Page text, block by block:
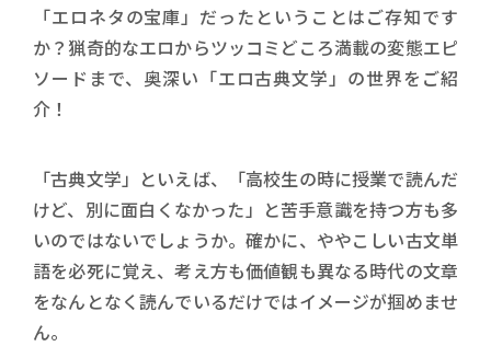
「エロネタの宝庫」だったということはご存知です
か？猟奇的なエロからツッコミどころ満載の変態エピ
ソードまで、奥深い「エロ古典文学」の世界をご紹
介！
「古典文学」といえば、「高校生の時に授業で読んだ
けど、別に面白くなかった」と苦手意識を持つ方も多
いのではないでしょうか。確かに、ややこしい古文単
語を必死に覚え、考え方も価値観も異なる時代の文章
をなんとなく読んでいるだけではイメージが掴めませ
ん。